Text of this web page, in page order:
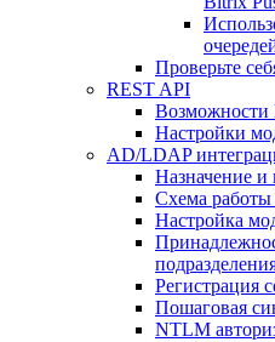
Проверьте
REST API
Возможности
Настройки
AD/LDAP
Назначение и
Схема работы
Настройка
Регистрация
Пошаговая
NTLM